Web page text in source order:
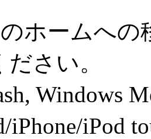
ホームへの
さい。
Windows
iPhone/iPod